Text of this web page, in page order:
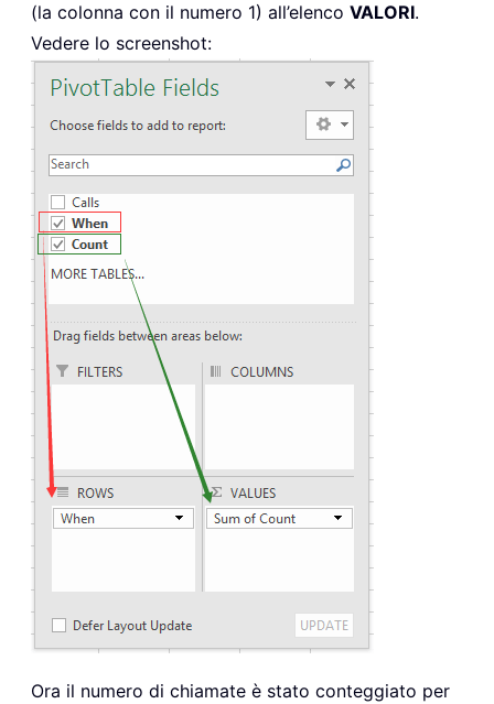
(la colonna con il numero 1) all’elenco VALORI.
Vedere lo screenshot:
Ora il numero di chiamate è stato conteggiato per